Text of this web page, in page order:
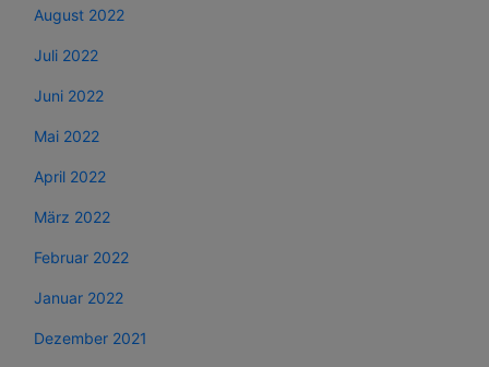
August 2022
Juli 2022
Juni 2022
Mai 2022
April 2022
März 2022
Februar 2022
Januar 2022
Dezember 2021